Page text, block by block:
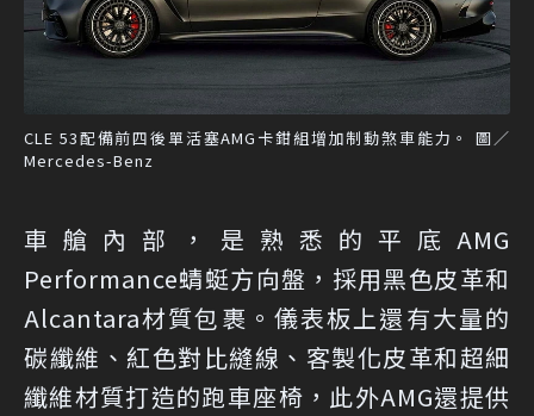
CLE 53配備前四後單活塞AMG卡鉗組增加制動煞車能力。 圖／
Mercedes-Benz
車艙內部，是熟悉的平底AMG
Performance蜻蜓方向盤，採用黑色皮革和
Alcantara材質包裹。儀表板上還有大量的
碳纖維、紅色對比縫線、客製化皮革和超細
纖維材質打造的跑車座椅，此外AMG還提供